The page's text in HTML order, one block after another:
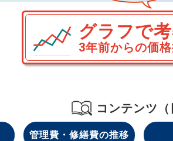
グラフで考
3年前からの価
コンテンツ（
管理費・修繕費の推移